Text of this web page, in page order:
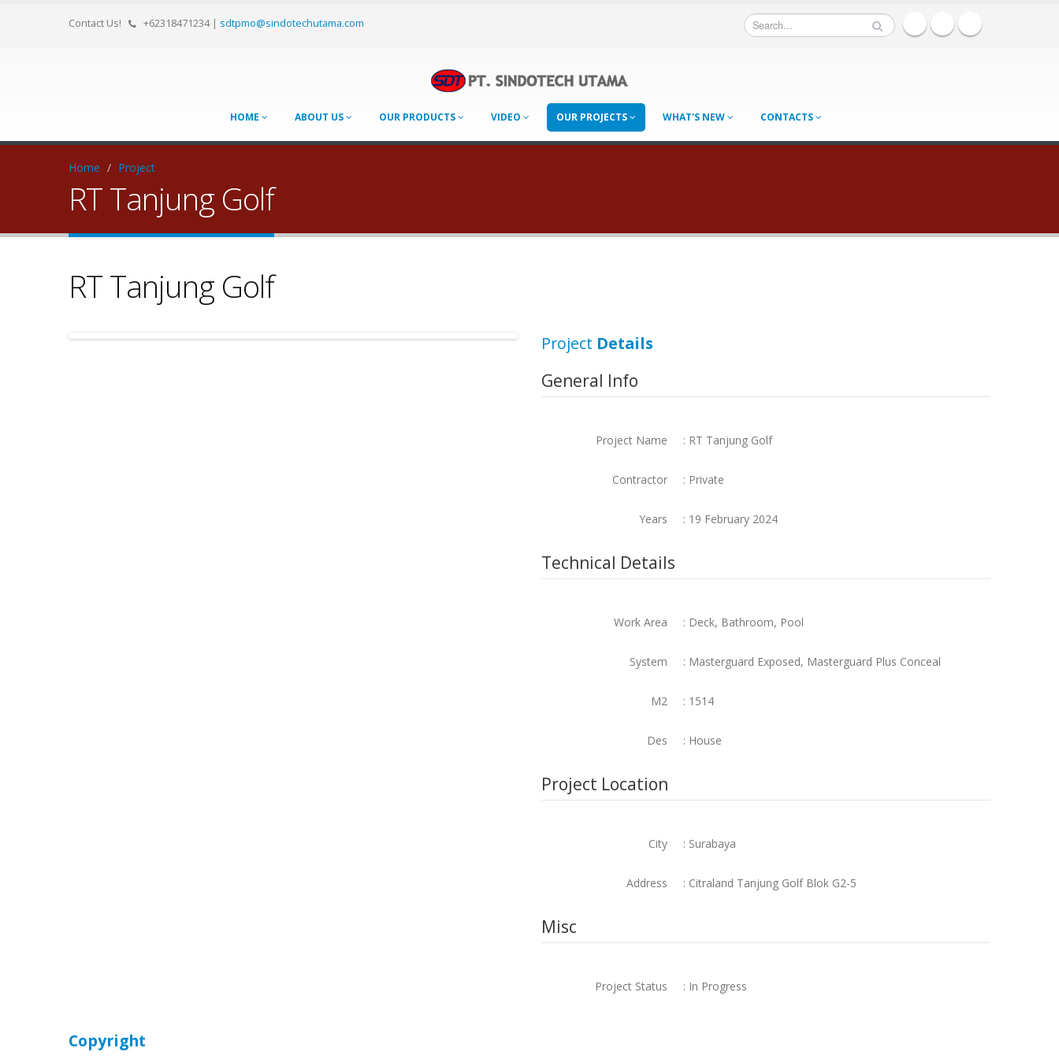
Contact Us! +62318471234 | sdtpmo@sindotechutama.com
HOME ABOUT US OUR PRODUCTS VIDEO OUR PROJECTS WHAT'S NEW CONTACTS
Home / Project
RT Tanjung Golf
RT Tanjung Golf
Project Details
General Info
Project Name : RT Tanjung Golf
Contractor : Private
Years : 19 February 2024
Technical Details
Work Area : Deck, Bathroom, Pool
System : Masterguard Exposed, Masterguard Plus Conceal
M2 : 1514
Des : House
Project Location
City : Surabaya
Address : Citraland Tanjung Golf Blok G2-5
Misc
Project Status : In Progress
Copyright